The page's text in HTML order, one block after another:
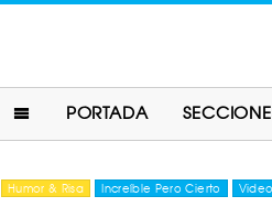
PORTADA
Humor & Risa Increíble Pero Cierto